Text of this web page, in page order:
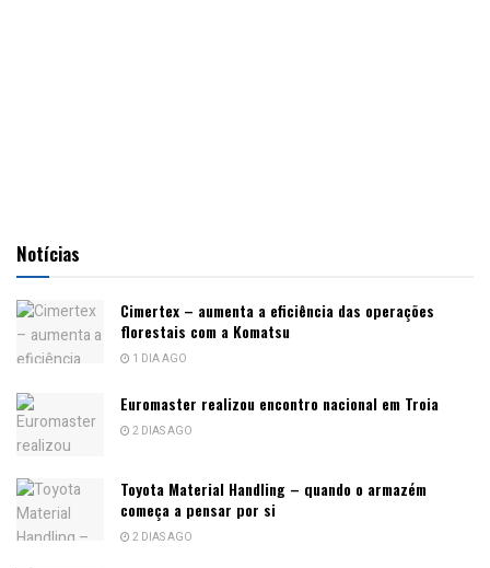
Notícias
Cimertex – aumenta a eficiência das operações
florestais com a Komatsu
1 DIA AGO
Euromaster realizou encontro nacional em Troia
2 DIAS AGO
Toyota Material Handling – quando o armazém
começa a pensar por si
2 DIAS AGO